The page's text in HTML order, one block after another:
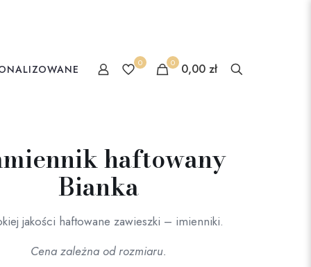
0 0 0,00 zł
haftowany
Bianka
jakości haftowane zawieszki – imienniki.
Cena zależna od rozmiaru.